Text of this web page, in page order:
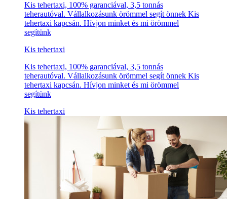
Kis tehertaxi, 100% garanciával, 3,5 tonnás
teherautóval. Vállalkozásunk örömmel segít önnek Kis
tehertaxi kapcsán. Hívjon minket és mi örömmel
segítünk
Kis tehertaxi
Kis tehertaxi, 100% garanciával, 3,5 tonnás
teherautóval. Vállalkozásunk örömmel segít önnek Kis
tehertaxi kapcsán. Hívjon minket és mi örömmel
segítünk
Kis tehertaxi